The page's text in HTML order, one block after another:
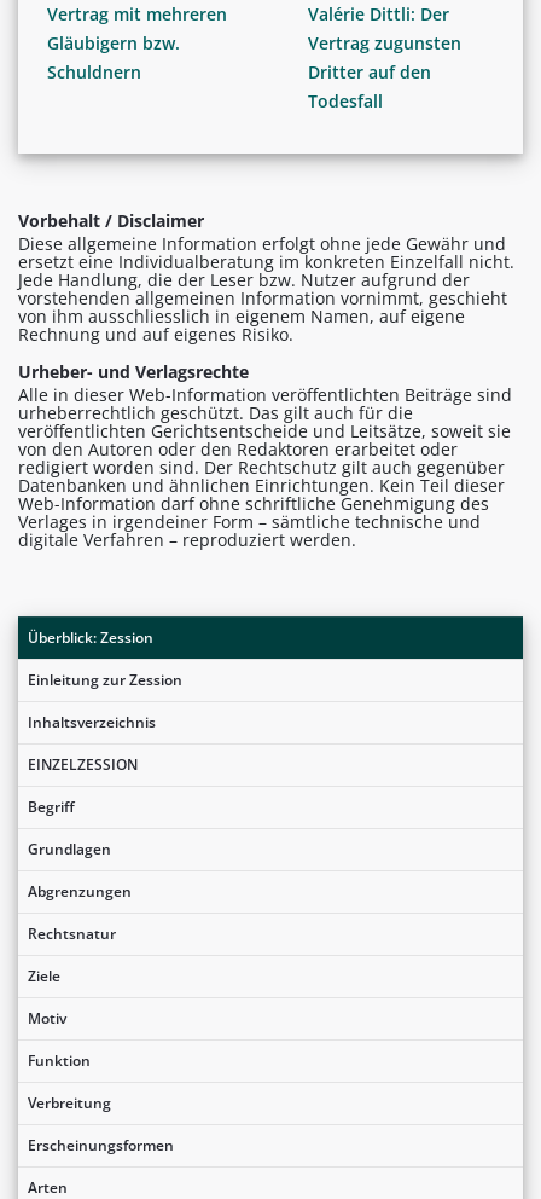
Überblick: Zession
Einleitung zur Zession
Inhaltsverzeichnis
EINZELZESSION
Begriff
Grundlagen
Abgrenzungen
Rechtsnatur
Ziele
Motiv
Funktion
Verbreitung
Erscheinungsformen
Arten
Vertrag mit mehreren
Gläubigern bzw.
Schuldnern
Valérie Dittli: Der
Vertrag zugunsten
Dritter auf den
Todesfall
Vorbehalt / Disclaimer
Diese allgemeine Information erfolgt ohne jede Gewähr und
ersetzt eine Individualberatung im konkreten Einzelfall nicht.
Jede Handlung, die der Leser bzw. Nutzer aufgrund der
vorstehenden allgemeinen Information vornimmt, geschieht
von ihm ausschliesslich in eigenem Namen, auf eigene
Rechnung und auf eigenes Risiko.
Urheber- und Verlagsrechte
Alle in dieser Web-Information veröffentlichten Beiträge sind
urheberrechtlich geschützt. Das gilt auch für die
veröffentlichten Gerichtsentscheide und Leitsätze, soweit sie
von den Autoren oder den Redaktoren erarbeitet oder
redigiert worden sind. Der Rechtschutz gilt auch gegenüber
Datenbanken und ähnlichen Einrichtungen. Kein Teil dieser
Web-Information darf ohne schriftliche Genehmigung des
Verlages in irgendeiner Form – sämtliche technische und
digitale Verfahren – reproduziert werden.